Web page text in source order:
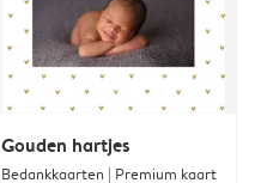
Gouden hartjes
Bedankkaarten | Premium kaart